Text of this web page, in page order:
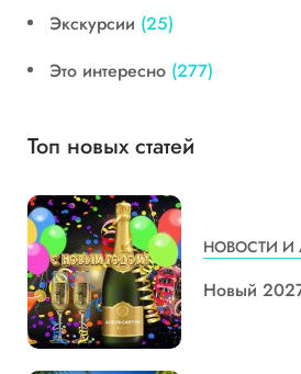
Экскурсии (25)
Это интересно (277)
Топ новых статей
НОВОСТИ И
Новый